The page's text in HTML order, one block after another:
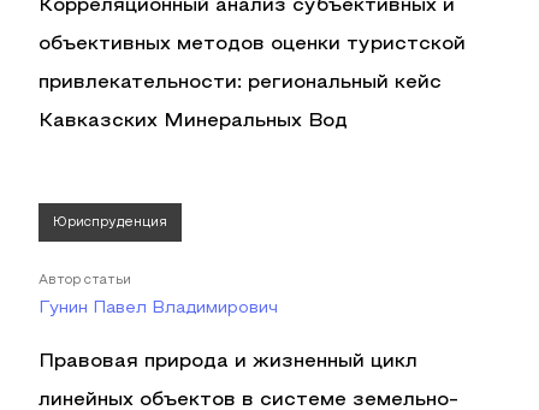
Корреляционный анализ субъективных и
объективных методов оценки туристской
привлекательности: региональный кейс
Кавказских Минеральных Вод
Юриспруденция
Автор статьи
Гунин Павел Владимирович
Правовая природа и жизненный цикл
линейных объектов в системе земельно-